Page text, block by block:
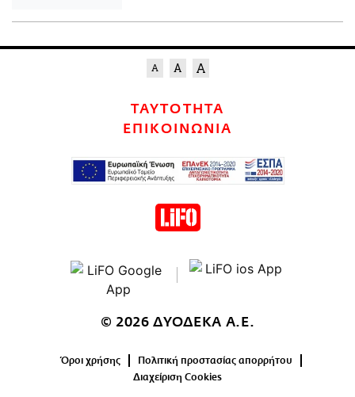
ΤΑΥΤΟΤΗΤΑ
ΕΠΙΚΟΙΝΩΝΙΑ
© 2026 ΔΥΟΔΕΚΑ Α.Ε.
Όροι χρήσης
Πολιτική προστασίας απορρήτου
Διαχείριση Cookies